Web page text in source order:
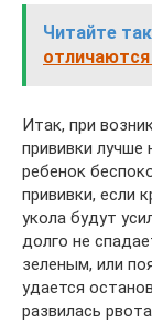
Читайте
Итак, при
прививки лучше
ребенок
прививки, если
укола будут
долго не
зеленым, или
удается
развилась